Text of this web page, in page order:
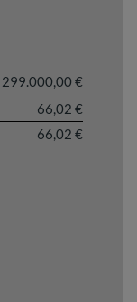
299.000,00 €
66,02 €
66,02 €